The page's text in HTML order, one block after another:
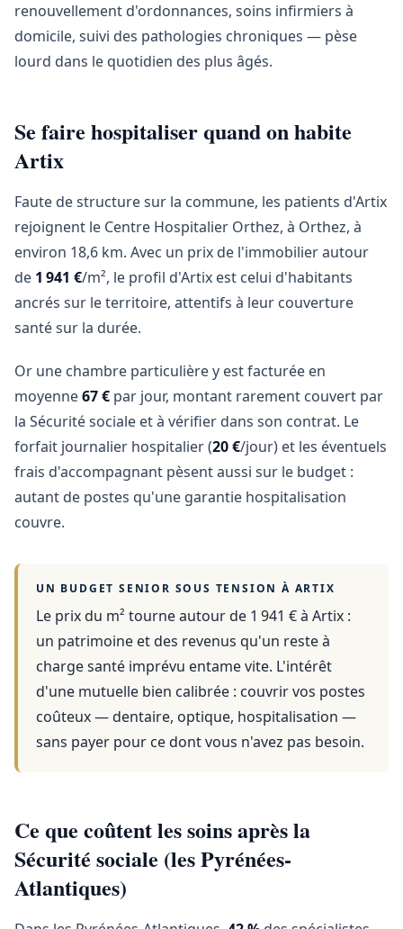
renouvellement d'ordonnances, soins infirmiers à
domicile, suivi des pathologies chroniques — pèse
lourd dans le quotidien des plus âgés.
Se faire hospitaliser quand on habite
Artix
Faute de structure sur la commune, les patients d'Artix
rejoignent le Centre Hospitalier Orthez, à Orthez, à
environ 18,6 km. Avec un prix de l'immobilier autour
de 1 941 €/m², le profil d'Artix est celui d'habitants
ancrés sur le territoire, attentifs à leur couverture
santé sur la durée.
Or une chambre particulière y est facturée en
moyenne67 € par jour, montant rarement couvert par
la Sécurité sociale et à vérifier dans son contrat. Le
forfait journalier hospitalier (20 €/jour) et les éventuels
frais d'accompagnant pèsent aussi sur le budget :
autant de postes qu'une garantie hospitalisation
couvre.
UN BUDGET SENIOR SOUS TENSION À ARTIX
Le prix du m² tourne autour de 1 941 €à Artix :
un patrimoine et des revenus qu'un reste à
charge santé imprévu entame vite. L'intérêt
d'une mutuelle bien calibrée : couvrir vos postes
coûteux — dentaire, optique, hospitalisation —
sans payer pour ce dont vous n'avez pas besoin.
Ce que coûtent les soins après la
Sécurité sociale (les Pyrénées-
Atlantiques)